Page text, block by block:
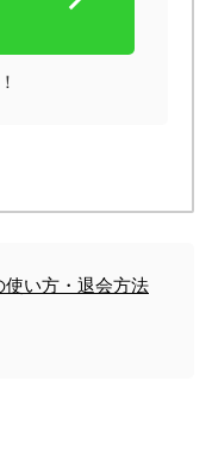
使い方・退会方法